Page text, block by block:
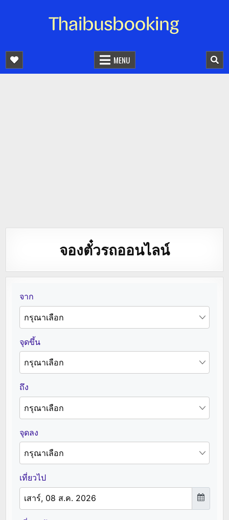
จองตั๋วรถออนไลน์ 24 ชั่วโมง
MENU
จองตั๋วรถออนไลน์